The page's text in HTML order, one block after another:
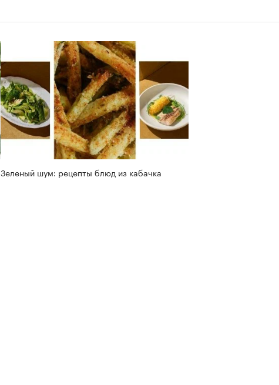
Зеленый шум: рецепты блюд из кабачка